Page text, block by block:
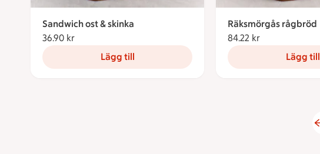
Sandwich ost & skinka
36.90 kr
Lägg till
Räksmörgås rågbröd
84.22 kr
Lägg till